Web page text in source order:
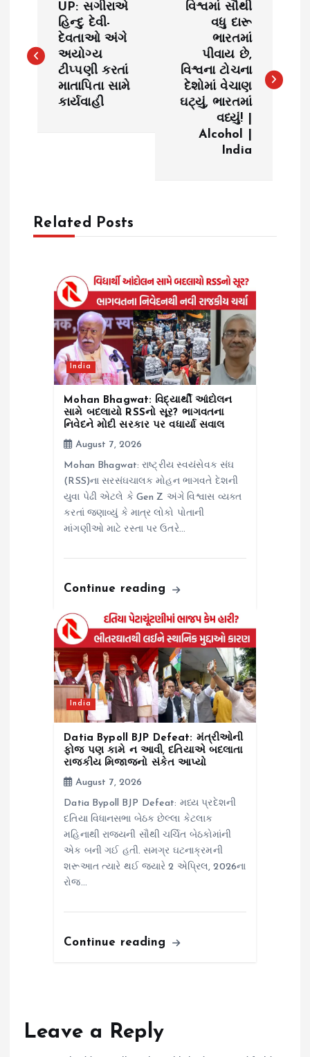
s
UP: સગીરાએ
હિન્દુ દેવી-
દેવતાઓ અંગે
અયોગ્ય
ટીપ્પણી કરતાં
માતાપિતા સામે
કાર્યવાહી
વિશ્વમાં સૌથી
વધુ દારૂ
ભારતમાં
પીવાય છે,
વિશ્વના ટોચના
દેશોમાં વેચાણ
ઘટ્યું, ભારતમાં
વધ્યું! |
Alcohol |
India
Related Posts
India
Mohan Bhagwat: વિદ્યાર્થી આંદોલન
સામે બદલાયો RSSનો સૂર? ભાગવતના
નિવેદને મોદી સરકાર પર વધાર્યા સવાલ
August 7, 2026
Mohan Bhagwat: રાષ્ટ્રીય સ્વયંસેવક સંઘ
(RSS)ના સરસંઘચાલક મોહન ભાગવતે દેશની
યુવા પેઢી એટલે કે Gen Z અંગે વિશ્વાસ વ્યક્ત
કરતાં જણાવ્યું કે માત્ર લોકો પોતાની
માંગણીઓ માટે રસ્તા પર ઉતરે…
Continue reading
India
Datia Bypoll BJP Defeat: મંત્રીઓની
ફોજ પણ કામે ન આવી, દતિયાએ બદલાતા
રાજકીય મિજાજનો સંકેત આપ્યો
August 7, 2026
Datia Bypoll BJP Defeat: મધ્ય પ્રદેશની
દતિયા વિધાનસભા બેઠક છેલ્લા કેટલાક
મહિનાથી રાજ્યની સૌથી ચર્ચિત બેઠકોમાંની
એક બની ગઈ હતી. સમગ્ર ઘટનાક્રમની
શરૂઆત ત્યારે થઈ જ્યારે 2 એપ્રિલ, 2026ના
રોજ…
Continue reading
Leave a Reply